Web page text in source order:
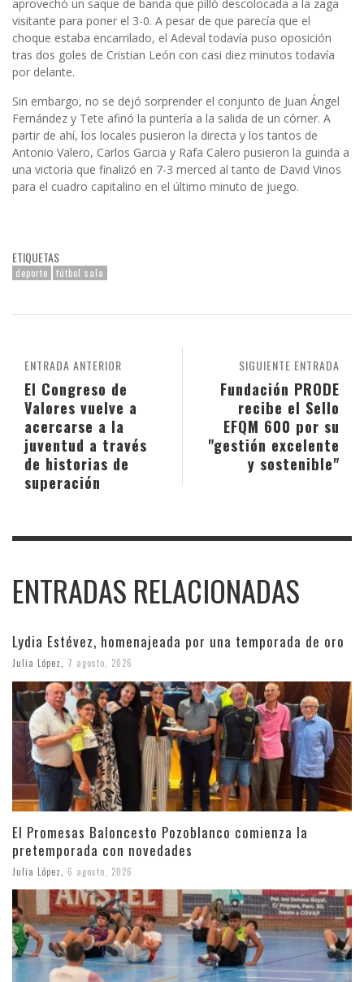
aprovechó un saque de banda que pilló descolocada a la zaga
visitante para poner el 3-0. A pesar de que parecía que el
choque estaba encarrilado, el Adeval todavía puso oposición
tras dos goles de Cristian León con casi diez minutos todavía
por delante.
Sin embargo, no se dejó sorprender el conjunto de Juan Ángel
Fernández y Tete afinó la puntería a la salida de un córner. A
partir de ahí, los locales pusieron la directa y los tantos de
Antonio Valero, Carlos Garcia y Rafa Calero pusieron la guinda a
una victoria que finalizó en 7-3 merced al tanto de David Vinos
para el cuadro capitalino en el último minuto de juego.
ETIQUETAS
deporte fútbol sala
SIGUIENTE ENTRADA
Fundación PRODE
recibe el Sello
EFQM 600 por su
"gestión excelente
y sostenible"
ENTRADA ANTERIOR
El Congreso de
Valores vuelve a
acercarse a la
juventud a través
de historias de
superación
ENTRADAS RELACIONADAS
Lydia Estévez, homenajeada por una temporada de oro
Julia López 7 agosto, 2026
El Promesas Baloncesto Pozoblanco comienza la
pretemporada con novedades
Julia López 6 agosto, 2026